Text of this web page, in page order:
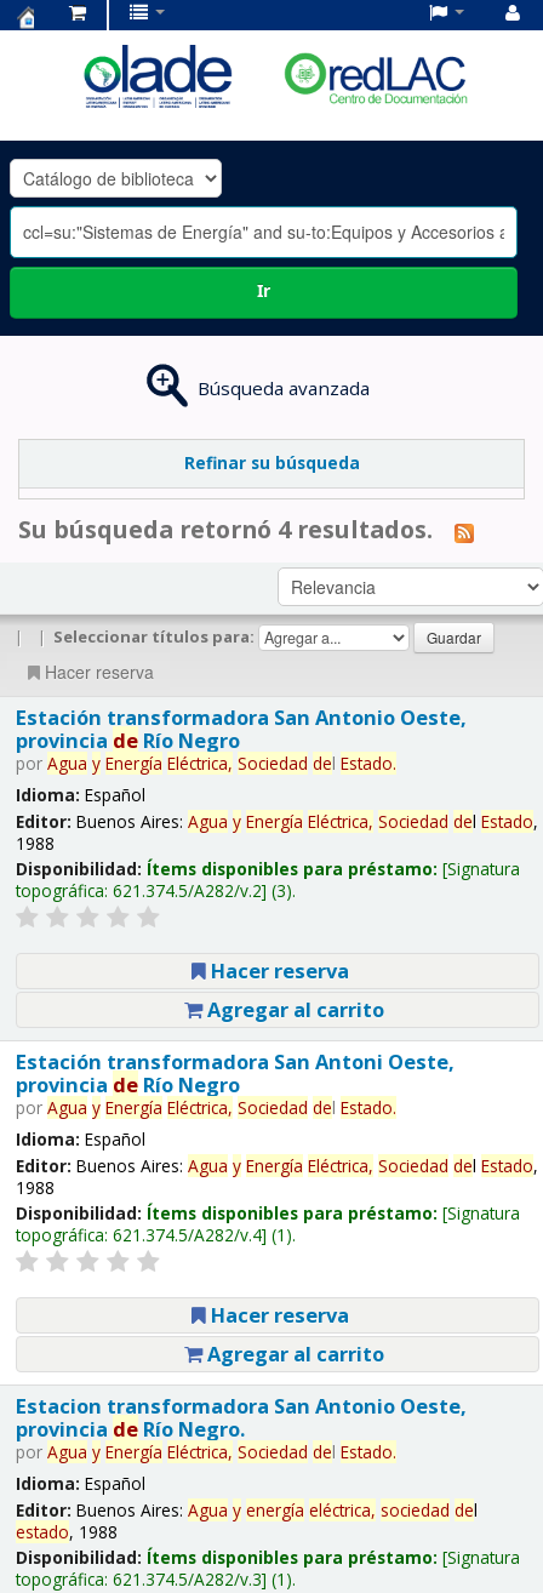
OLADE
-
Ir
Búsqueda avanzada
Refinar su búsqueda
Su búsqueda retornó 4 resultados.
| | Seleccionar títulos para:
Hacer reserva
Estación transformadora San Antonio Oeste,
provincia deRío Negro
por Agua y Energía Eléctrica, Sociedad del Estado.
Idioma: Español
Editor: Buenos Aires: Agua y Energía Eléctrica, Sociedad del Estado,
1988
Disponibilidad: Ítems disponibles para préstamo: Signatura
topográfica: 621.374.5/A282/v.2 (3).
Hacer reserva
Agregar al carrito
Estación transformadora San Antoni Oeste,
provincia deRío Negro
por Agua y Energía Eléctrica, Sociedad del Estado.
Idioma: Español
Editor: Buenos Aires: Agua y Energía Eléctrica, Sociedad del Estado,
1988
Disponibilidad: Ítems disponibles para préstamo: Signatura
topográfica: 621.374.5/A282/v.4 (1).
Hacer reserva
Agregar al carrito
Estacion transformadora San Antonio Oeste,
provincia deRío Negro.
por Agua y Energía Eléctrica, Sociedad del Estado.
Idioma: Español
Editor: Buenos Aires: Agua y energía eléctrica, sociedad del
estado, 1988
Disponibilidad: Ítems disponibles para préstamo: Signatura
topográfica: 621.374.5/A282/v.3 (1).